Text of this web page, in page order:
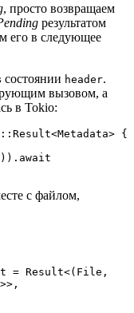
, просто возвращаем
результатом
его в следующее
header.
вызовом, а
в Tokio:
{
с файлом,